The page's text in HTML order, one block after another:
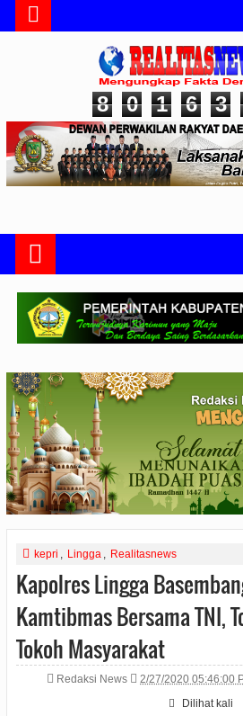
8 0 1 6 3
kepri Lingga Realitasnews
Kapolres Lingga
Kamtibmas Bersama TNI,
Tokoh Masyarakat
Redaksi News 2/27/2020 05:46:00
Dilihat kali